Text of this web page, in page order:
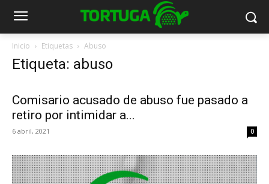
Inicio Etiquetas Abuso
Etiqueta: abuso
Comisario acusado de abuso fue pasado a
retiro por intimidar a...
6 abril, 2021 0